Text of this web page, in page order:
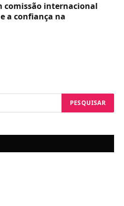
comissão internacional
a confiança na